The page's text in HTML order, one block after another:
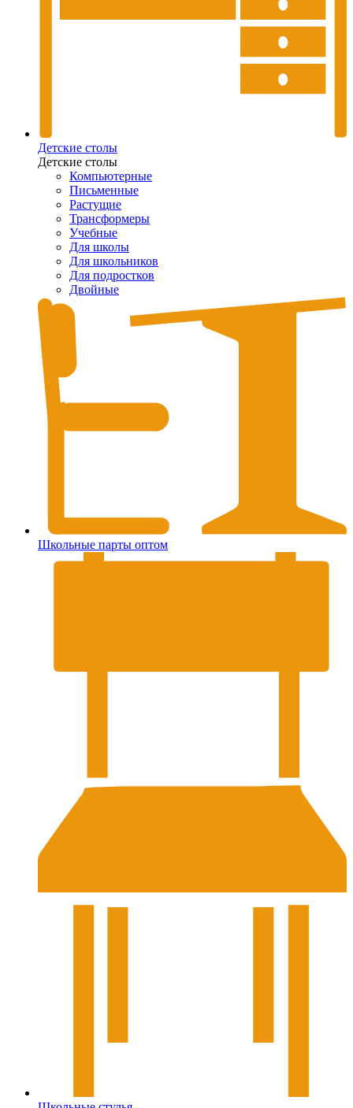
Детские столы
Детские столы
Компьютерные
Письменные
Растущие
Трансформеры
Учебные
Для школы
Для школьников
Для подростков
Двойные
Школьные парты оптом